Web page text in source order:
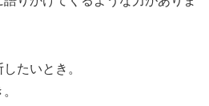
たいとき。